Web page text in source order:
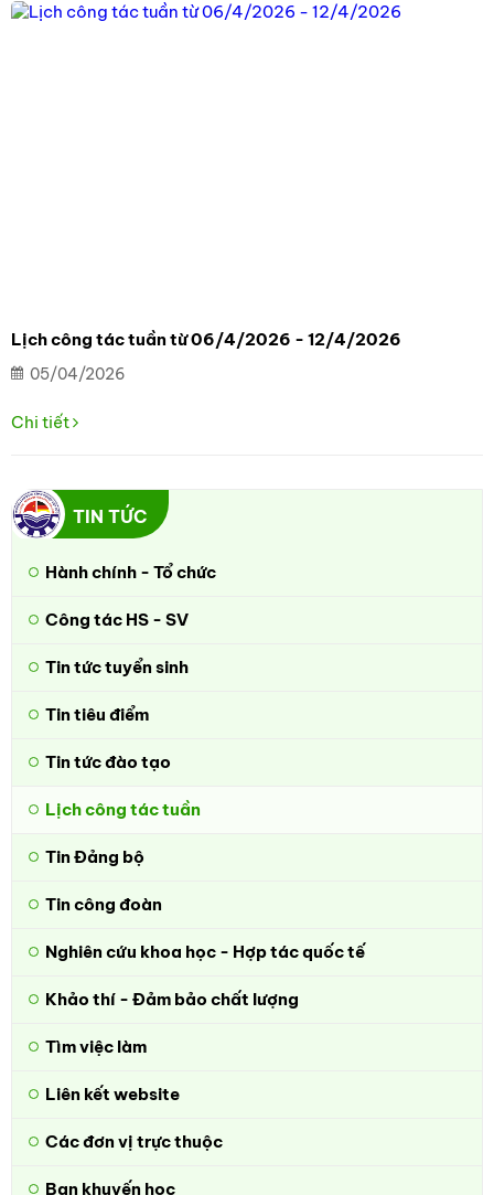
Lịch công tác tuần từ 06/4/2026 - 12/4/2026
05/04/2026
Chi tiết
TIN TỨC
Hành chính - Tổ chức
Công tác HS - SV
Tin tức tuyển sinh
Tin tiêu điểm
Tin tức đào tạo
Lịch công tác tuần
Tin Đảng bộ
Tin công đoàn
Nghiên cứu khoa học - Hợp tác quốc tế
Khảo thí - Đảm bảo chất lượng
Tìm việc làm
Liên kết website
Các đơn vị trực thuộc
Ban khuyến học